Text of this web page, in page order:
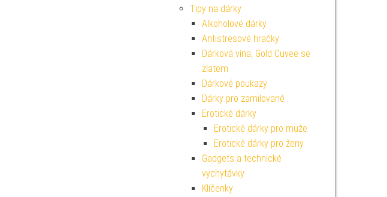
Tipy na dárky
Alkoholové dárky
Antistresové hračky
Dárková vína, Gold Cuvee se
zlatem
Dárkové poukazy
Dárky pro zamilované
Erotické dárky
Erotické dárky pro muže
Erotické dárky pro ženy
Gadgets a technické
vychytávky
Klíčenky